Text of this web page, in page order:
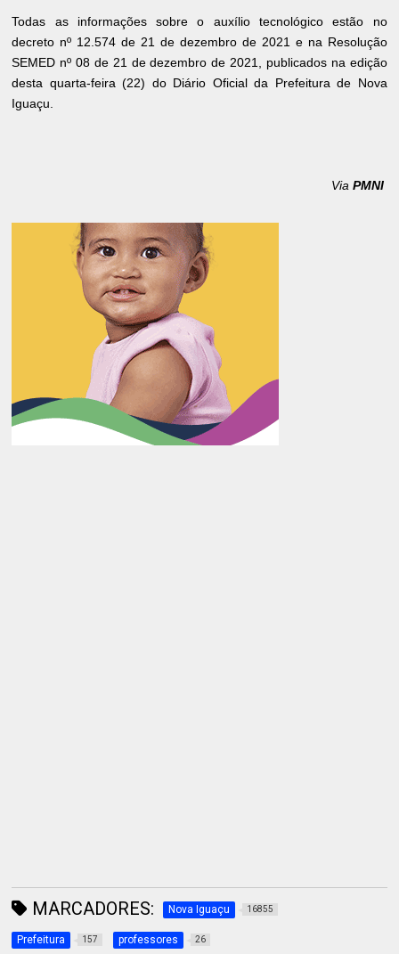
Todas as informações sobre o auxílio tecnológico estão no
decreto nº 12.574 de 21 de dezembro de 2021 e na Resolução
SEMED nº 08 de 21 de dezembro de 2021, publicados na edição
desta quarta-feira (22) do Diário Oficial da Prefeitura de Nova
Iguaçu.
Via PMNI
MARCADORES: Nova Iguaçu 16855
Prefeitura 157 professores 26